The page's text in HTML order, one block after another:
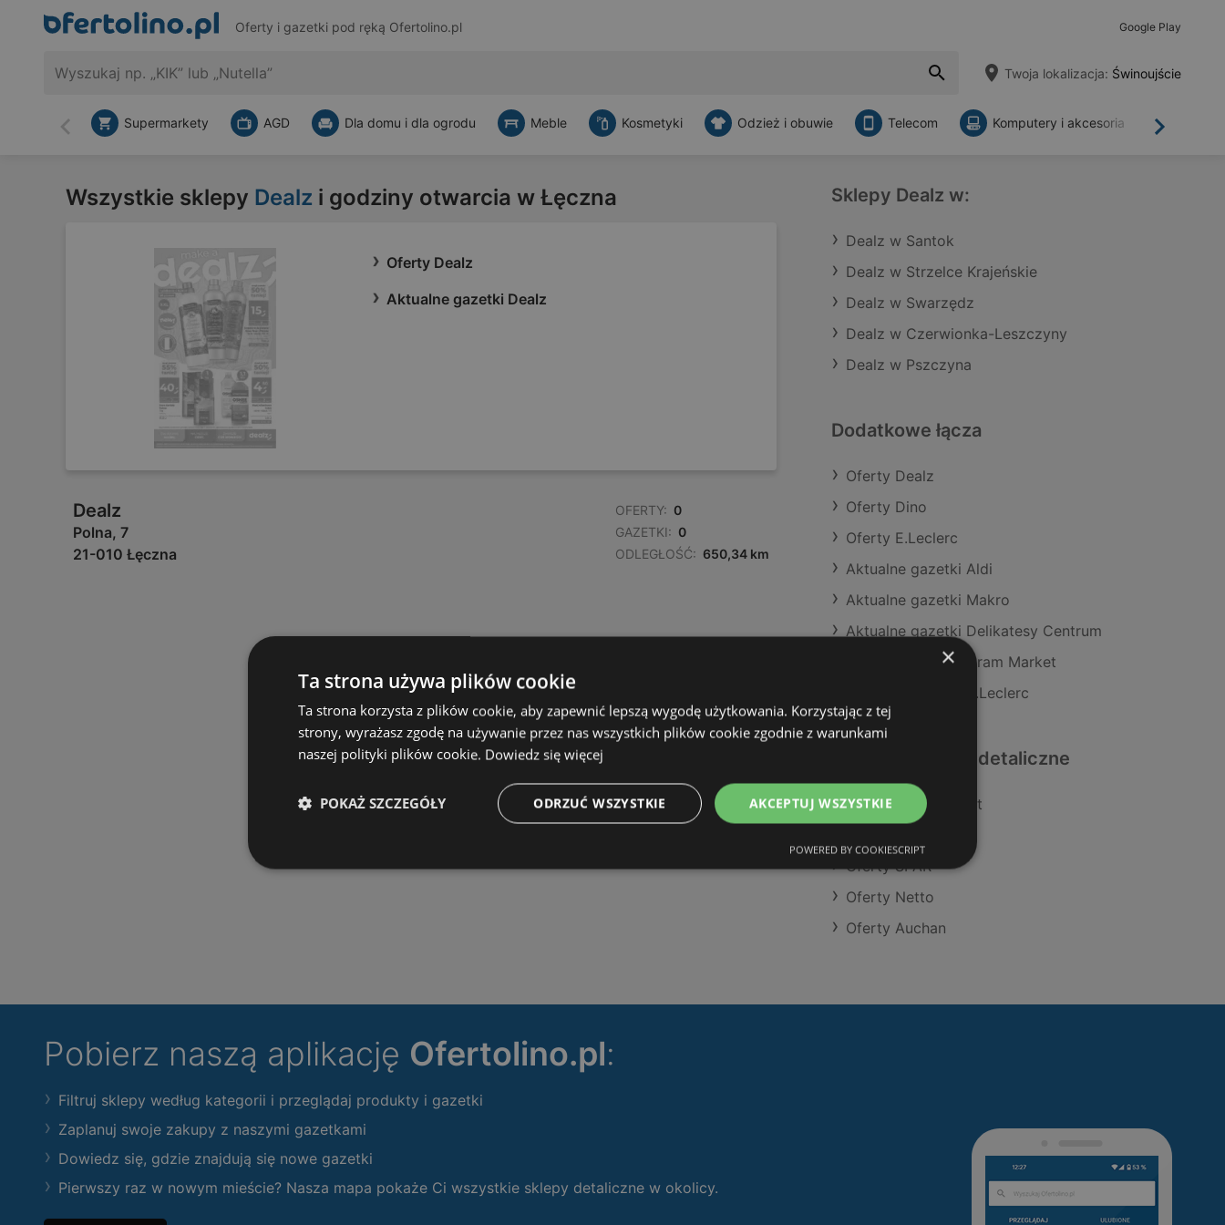
Oferty i gazetki pod ręką Ofertolino.pl Google Play
Twoja lokalizacja: Świnoujście
Wstecz Dalej
Supermarkety AGD Dla domu i dla ogrodu Meble Kosmetyki Odzież i obuwie Telecom Komputery i akcesoria
Wszystkie sklepy Dealz i godziny otwarcia w Łęczna
Oferty Dealz
Aktualne gazetki Dealz
Dealz
Polna, 7
21-010 Łęczna
OFERTY: 0
GAZETKI: 0
ODLEGŁOŚĆ: 650,34 km
Sklepy Dealz w:
Dealz w Santok
Dealz w Strzelce Krajeńskie
Dealz w Swarzędz
Dealz w Czerwionka-Leszczyny
Dealz w Pszczyna
Dodatkowe łącza
Oferty Dealz
Oferty Dino
Oferty E.Leclerc
Aktualne gazetki Aldi
Aktualne gazetki Makro
Aktualne gazetki Delikatesy Centrum
Aktualne gazetki Gram Market
Aktualne gazetki E.Leclerc
Podobne sklepy detaliczne
Oferty POLOmarket
Oferty SPAR
Oferty Netto
Oferty Auchan
Pobierz naszą aplikację Ofertolino.pl:
Filtruj sklepy według kategorii i przeglądaj produkty i gazetki
Zaplanuj swoje zakupy z naszymi gazetkami
Dowiedz się, gdzie znajdują się nowe gazetki
Pierwszy raz w nowym mieście? Nasza mapa pokaże Ci wszystkie sklepy detaliczne w okolicy.
×
Ta strona używa plików cookie
Ta strona korzysta z plików cookie, aby zapewnić lepszą wygodę użytkowania. Korzystając z tej
strony, wyrażasz zgodę na używanie przez nas wszystkich plików cookie zgodnie z warunkami
naszej polityki plików cookie. Dowiedz się więcej
AKCEPTUJ WSZYSTKIE
ODRZUĆ WSZYSTKIE
POKAŻ SZCZEGÓŁY
POWERED BY COOKIESCRIPT